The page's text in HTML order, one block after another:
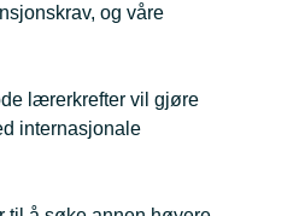
og våre
lærerkrefter vil gjøre
internasjonale